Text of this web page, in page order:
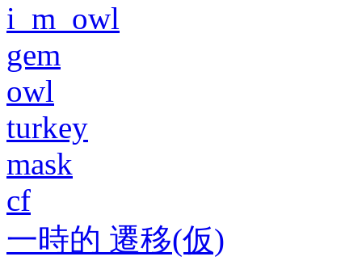
i_m_owl
gem
owl
turkey
mask
cf
一時的 遷移(仮)